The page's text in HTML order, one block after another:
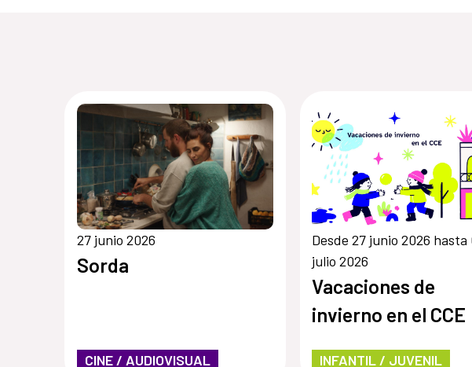
27 junio 2026
Sorda
CINE / AUDIOVISUAL
Desde 27 junio 2026 hasta
julio 2026
Vacaciones de
invierno en el CCE
INFANTIL / JUVENIL